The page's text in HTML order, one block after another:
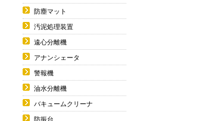
防塵マット
汚泥処理装置
遠心分離機
アナンシェータ
警報機
油水分離機
バキュームクリーナ
防振台